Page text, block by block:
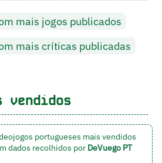
mais jogos publicados
mais críticas publicadas
vendidos
portugueses mais vendidos
dados recolhidos por DeVuego PT